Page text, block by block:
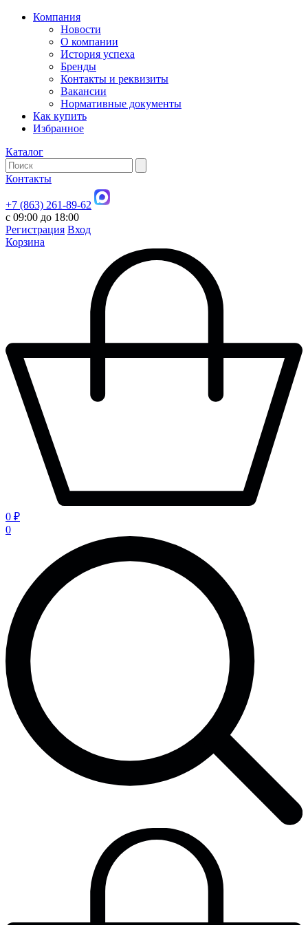
Компания
Новости
О компании
История успеха
Бренды
Контакты и реквизиты
Вакансии
Нормативные документы
Как купить
Избранное
Каталог
Контакты
+7 (863) 261-89-62
с 09:00 до 18:00
Регистрация Вход
Корзина
0 ₽
0